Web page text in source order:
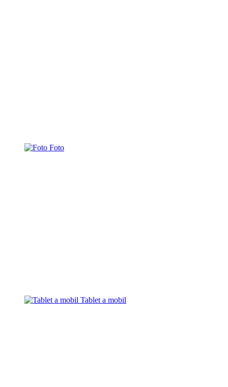
Foto
Tablet a mobil